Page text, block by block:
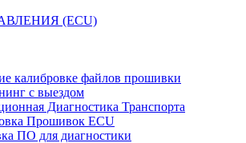
(ECU)
калибровке файлов прошивки
с выездом
Диагностика Транспорта
Прошивок ECU
ПО для диагностики